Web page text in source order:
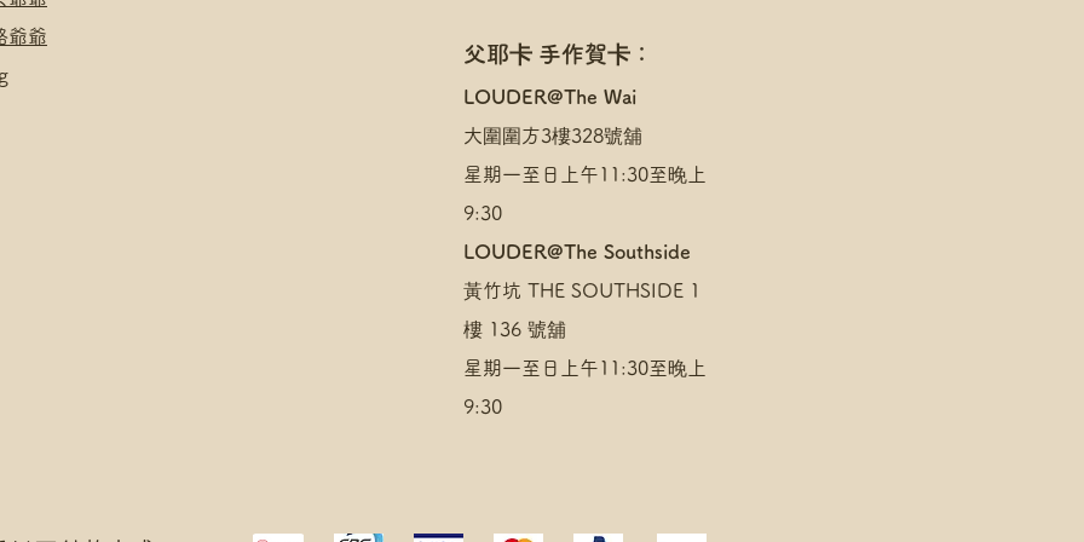
爺爺
父耶卡 手作賀卡：
​LOUDER@The Wai
大圍圍方3樓328號舖
星期一至日上午11:30至晚上
9:30
LOUDER@The Southside
黃竹坑 THE SOUTHSIDE 1
樓 136 號舖
星期一至日上午11:30至晚上
9:30